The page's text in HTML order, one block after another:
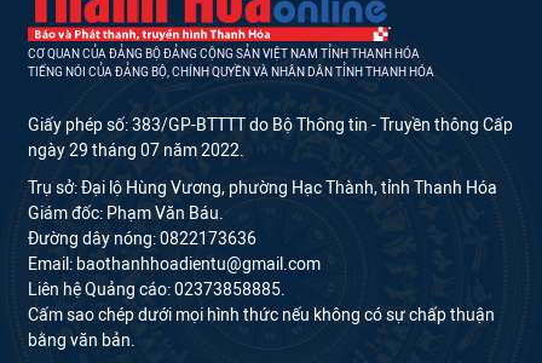
CƠ QUAN CỦA ĐẢNG BỘ ĐẢNG CỘNG SẢN VIỆT NAM TỈNH THANH HÓA
TIẾNG NÓI CỦA ĐẢNG BỘ, CHÍNH QUYỀN VÀ NHÂN DÂN TỈNH THANH HÓA
Giấy phép số: 383/GP-BTTTT do Bộ Thông tin - Truyền thông Cấp
ngày 29 tháng 07 năm 2022.
Trụ sở: Đại lộ Hùng Vương, phường Hạc Thành, tỉnh Thanh Hóa
Giám đốc: Phạm Văn Báu.
Đường dây nóng: 0822173636
Email: baothanhhoadientu@gmail.com
Liên hệ Quảng cáo: 02373858885.
Cấm sao chép dưới mọi hình thức nếu không có sự chấp thuận
bằng văn bản.